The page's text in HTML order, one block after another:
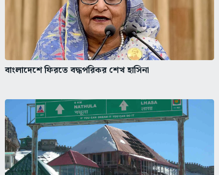
বাংলাদেশে ফিরতে বদ্ধপরিকর শেখ হাসিনা